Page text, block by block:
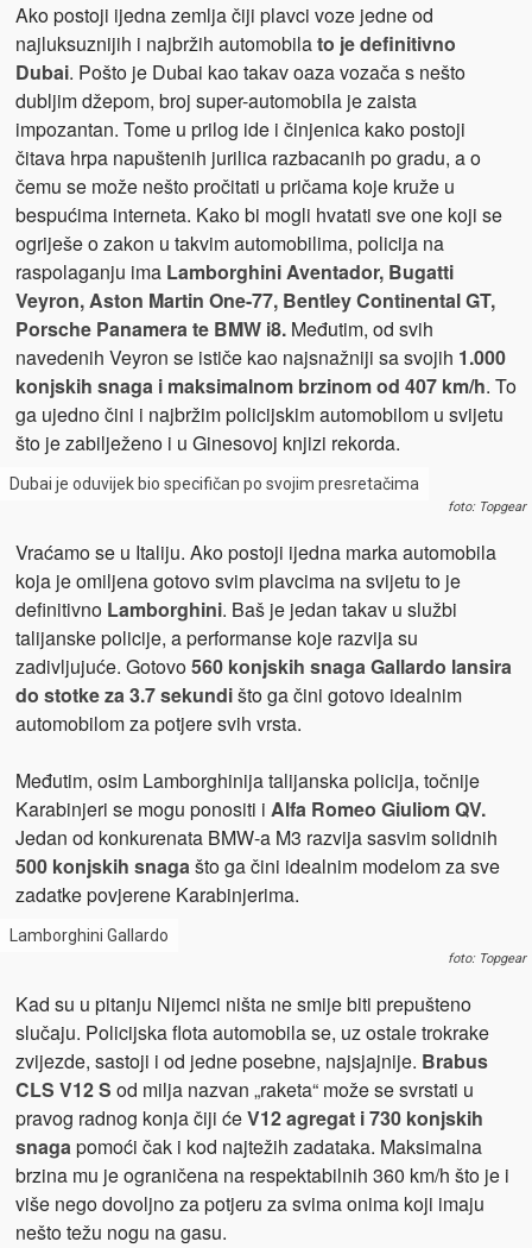
Ako postoji ijedna zemlja čiji plavci voze jedne od
najluksuznijih i najbržih automobilato je definitivno
Dubai. Pošto je Dubai kao takav oaza vozača s nešto
dubljim džepom, broj super-automobila je zaista
impozantan. Tome u prilog ide i činjenica kako postoji
čitava hrpa napuštenih jurilica razbacanih po gradu, a o
čemu se može nešto pročitati u pričama koje kruže u
bespućima interneta. Kako bi mogli hvatati sve one koji se
ogriješe o zakon u takvim automobilima, policija na
raspolaganju ima Lamborghini Aventador, Bugatti
Veyron, Aston Martin One-77, Bentley Continental GT,
Porsche Panamera te BMW i8.Međutim, od svih
navedenih Veyron se ističe kao najsnažniji sa svojih 1.000
konjskih snaga i maksimalnom brzinom od 407 km/h. To
ga ujedno čini i najbržim policijskim automobilom u svijetu
što je zabilježeno i u Ginesovoj knjizi rekorda.
Dubai je oduvijek bio specifičan po svojim presretačima
foto: Topgear
Vraćamo se u Italiju. Ako postoji ijedna marka automobila
koja je omiljena gotovo svim plavcima na svijetu to je
definitivno Lamborghini. Baš je jedan takav u službi
talijanske policije, a performanse koje razvija su
zadivljujuće. Gotovo560 konjskih snaga Gallardo lansira
do stotke za 3.7 sekundišto ga čini gotovo idealnim
automobilom za potjere svih vrsta.
Međutim, osim Lamborghinija talijanska policija, točnije
Karabinjeri se mogu ponositi i Alfa Romeo Giuliom QV.
Jedan od konkurenata BMW-a M3 razvija sasvim solidnih
500 konjskih snagašto ga čini idealnim modelom za sve
zadatke povjerene Karabinjerima.
Lamborghini Gallardo
foto: Topgear
Kad su u pitanju Nijemci ništa ne smije biti prepušteno
slučaju. Policijska flota automobila se, uz ostale trokrake
zvijezde, sastoji i od jedne posebne, najsjajnije. Brabus
CLS V12 S od milja nazvan „raketa“ može se svrstati u
pravog radnog konja čiji ćeV12 agregat i 730 konjskih
snagapomoći čak i kod najtežih zadataka. Maksimalna
brzina mu je ograničena na respektabilnih 360 km/h što je i
više nego dovoljno za potjeru za svima onima koji imaju
nešto težu nogu na gasu.